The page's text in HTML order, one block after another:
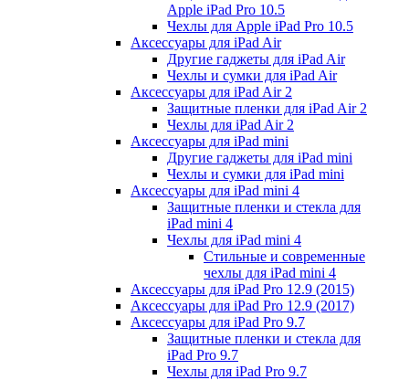
Apple iPad Pro 10.5
Чехлы для Apple iPad Pro 10.5
Аксессуары для iPad Air
Другие гаджеты для iPad Air
Чехлы и сумки для iPad Air
Аксессуары для iPad Air 2
Защитные пленки для iPad Air 2
Чехлы для iPad Air 2
Аксессуары для iPad mini
Другие гаджеты для iPad mini
Чехлы и сумки для iPad mini
Аксессуары для iPad mini 4
Защитные пленки и стекла для
iPad mini 4
Чехлы для iPad mini 4
Стильные и современные
чехлы для iPad mini 4
Аксессуары для iPad Pro 12.9 (2015)
Аксессуары для iPad Pro 12.9 (2017)
Аксессуары для iPad Pro 9.7
Защитные пленки и стекла для
iPad Pro 9.7
Чехлы для iPad Pro 9.7